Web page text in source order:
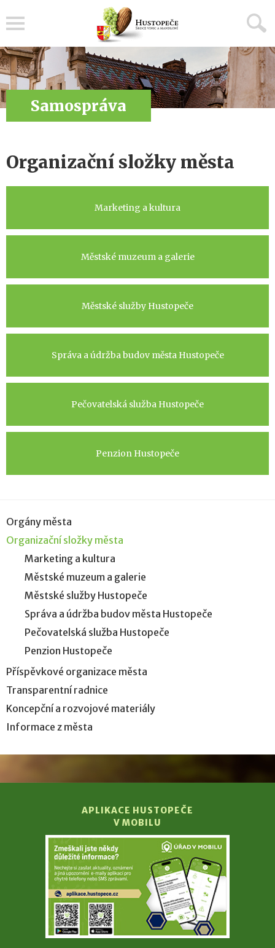
Samospráva
Organizační složky města
Marketing a kultura
Městské muzeum a galerie
Městské služby Hustopeče
Správa a údržba budov města Hustopeče
Pečovatelská služba Hustopeče
Penzion Hustopeče
Orgány města
Organizační složky města
Marketing a kultura
Městské muzeum a galerie
Městské služby Hustopeče
Správa a údržba budov města Hustopeče
Pečovatelská služba Hustopeče
Penzion Hustopeče
Příspěvkové organizace města
Transparentní radnice
Koncepční a rozvojové materiály
Informace z města
APLIKACE HUSTOPEČE
V MOBILU